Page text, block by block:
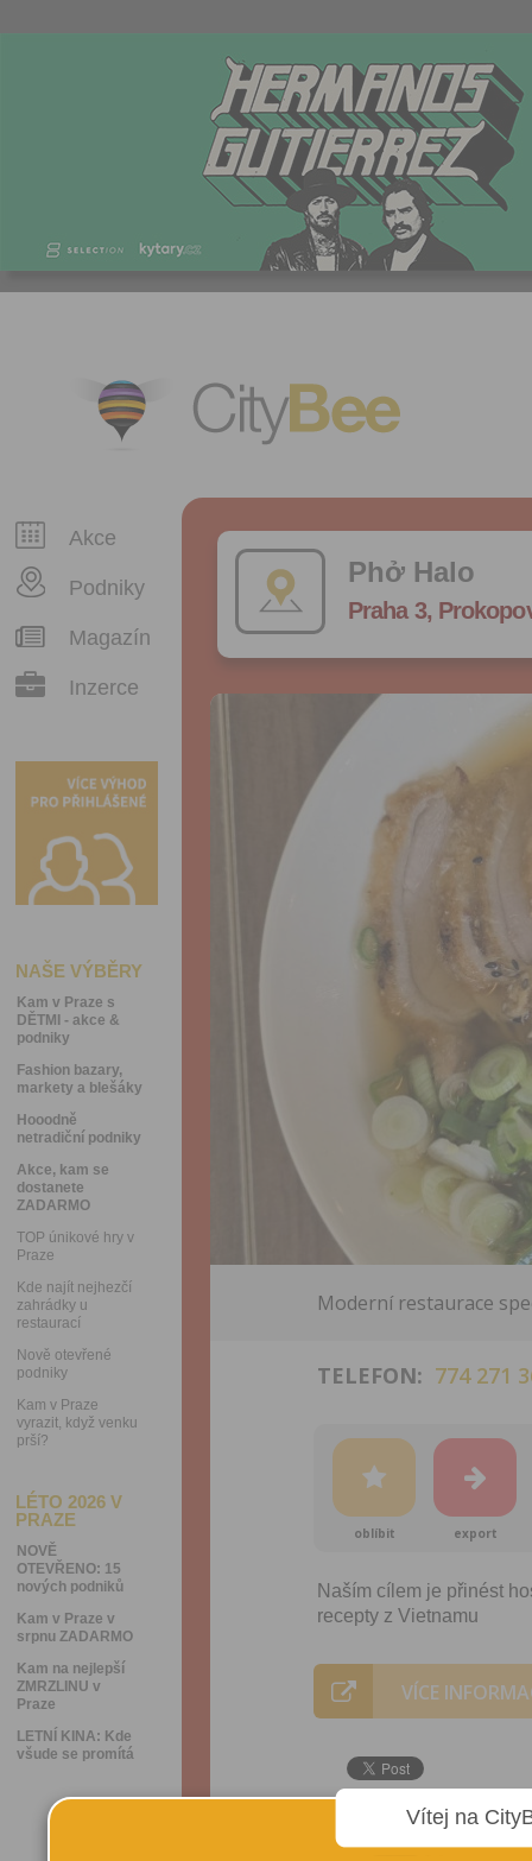
CityBee
Akce
Podniky
Magazín
Inzerce
NAŠE VÝBĚRY
Kam v Praze s
DĚTMI - akce &
podniky
Fashion bazary,
markety a blešáky
Hooodně
netradiční podniky
Akce, kam se
dostanete
ZADARMO
TOP únikové hry v
Praze
Kde najít nejhezčí
zahrádky u
restaurací
Nově otevřené
podniky
Kam v Praze
vyrazit, když venku
prší?
LÉTO 2026 V
PRAZE
NOVĚ
OTEVŘENO: 15
nových podniků
Kam v Praze v
srpnu ZADARMO
Kam na nejlepší
ZMRZLINU v
Praze
LETNÍ KINA: Kde
všude se promítá
Phở Halo
Praha 3,
Moderní restaurace
TELEFON: 774 271
oblíbit export
Naším cílem je přinést
recepty z Vietnamu
VÍCE
Vítej na